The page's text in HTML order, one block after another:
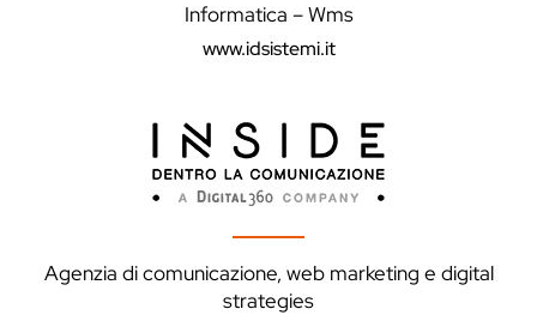
Informatica – Wms
www.idsistemi.it
Agenzia di comunicazione, web marketing e digital
strategies